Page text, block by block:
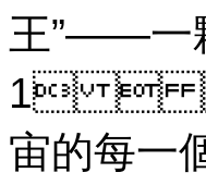
王”——一
1  。
宙的每一